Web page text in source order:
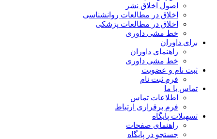
اصول اخلاق نشر
اخلاق در مطالعات روانشناسی
اخلاق در مطالعات پزشکی
خط مشی داوری
برای داوران
راهنمای داوران
خط مشی داوری
ثبت نام و عضویت
فرم ثبت نام
تماس با ما
اطلاعات تماس
فرم برقراری ارتباط
تسهیلات پایگاه
راهنمای صفحات
جستجو در پایگاه